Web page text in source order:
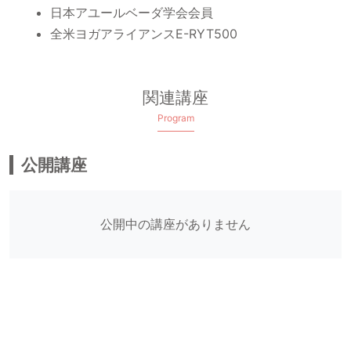
日本アユールベーダ学会会員
全米ヨガアライアンスE-RYT500
関連講座
Program
公開講座
公開中の講座がありません